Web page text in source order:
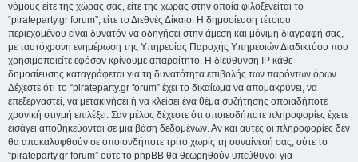
νόμους είτε της χώρας σας, είτε της χώρας στην οποία φιλοξενείται το
“pirateparty.gr forum”, είτε το Διεθνές Δίκαιο. Η δημοσίευση τέτοιου
περιεχομένου είναι δυνατόν να οδηγήσει στην άμεση και μόνιμη διαγραφή σας,
με ταυτόχρονη ενημέρωση της Υπηρεσίας Παροχής Υπηρεσιών Διαδικτύου που
χρησιμοποιείτε εφόσον κρίνουμε απαραίτητο. Η διεύθυνση IP κάθε
δημοσίευσης καταγράφεται για τη δυνατότητα επιβολής των παρόντων όρων.
Δέχεστε ότι το “pirateparty.gr forum” έχει το δικαίωμα να απομακρύνει, να
επεξεργαστεί, να μετακινήσει ή να κλείσει ένα θέμα συζήτησης οποιαδήποτε
χρονική στιγμή επιλέξει. Σαν μέλος δέχεστε ότι οποιεσδήποτε πληροφορίες έχετε
εισάγει αποθηκεύονται σε μια βάση δεδομένων. Αν και αυτές οι πληροφορίες δεν
θα αποκαλυφθούν σε οποιονδήποτε τρίτο χωρίς τη συναίνεσή σας, ούτε το
“pirateparty.gr forum” ούτε το phpBB θα θεωρηθούν υπεύθυνοι για